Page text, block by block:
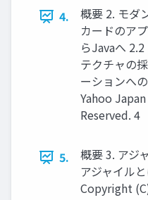
4.
概要 2. モダ
カードのア
らJavaへ
テクチャの
ーションへ
Yahoo
Reserved. 4
5.
概要 3. アジ
アジャイル
Copyright